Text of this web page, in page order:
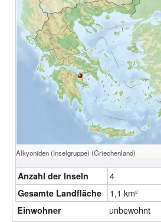
Alkyoniden (Inselgruppe) (Griechenland)
Anzahl der Inseln 4
Gesamte Landfläche 1,1 km²
Einwohner unbewohnt